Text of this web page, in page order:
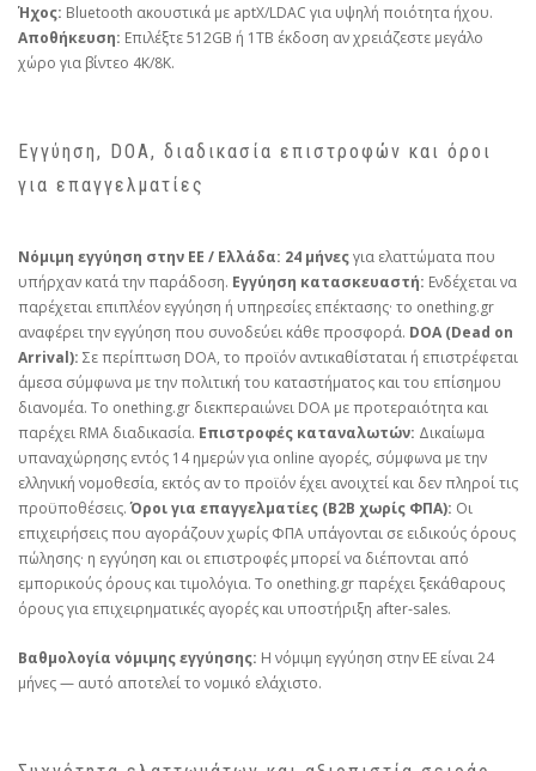
Ήχος: Bluetooth ακουστικά με aptX/LDAC για υψηλή ποιότητα ήχου.
Αποθήκευση: Επιλέξτε 512GB ή 1TB έκδοση αν χρειάζεστε μεγάλο
χώρο για βίντεο 4K/8K.
Εγγύηση, DOA, διαδικασία επιστροφών και όροι
για επαγγελματίες
Νόμιμη εγγύηση στην ΕΕ / Ελλάδα: 24 μήνεςγια ελαττώματα που
υπήρχαν κατά την παράδοση. Εγγύηση κατασκευαστή: Ενδέχεται να
παρέχεται επιπλέον εγγύηση ή υπηρεσίες επέκτασης· το onething.gr
αναφέρει την εγγύηση που συνοδεύει κάθε προσφορά. DOA (Dead on
Arrival): Σε περίπτωση DOA, το προϊόν αντικαθίσταται ή επιστρέφεται
άμεσα σύμφωνα με την πολιτική του καταστήματος και του επίσημου
διανομέα. Το onething.gr διεκπεραιώνει DOA με προτεραιότητα και
παρέχει RMA διαδικασία. Επιστροφές καταναλωτών: Δικαίωμα
υπαναχώρησης εντός 14 ημερών για online αγορές, σύμφωνα με την
ελληνική νομοθεσία, εκτός αν το προϊόν έχει ανοιχτεί και δεν πληροί τις
προϋποθέσεις.Όροι για επαγγελματίες (B2B χωρίς ΦΠΑ): Οι
επιχειρήσεις που αγοράζουν χωρίς ΦΠΑ υπάγονται σε ειδικούς όρους
πώλησης· η εγγύηση και οι επιστροφές μπορεί να διέπονται από
εμπορικούς όρους και τιμολόγια. Το onething.gr παρέχει ξεκάθαρους
όρους για επιχειρηματικές αγορές και υποστήριξη after‑sales.
Βαθμολογία νόμιμης εγγύησης: Η νόμιμη εγγύηση στην ΕΕ είναι 24
μήνες — αυτό αποτελεί το νομικό ελάχιστο.